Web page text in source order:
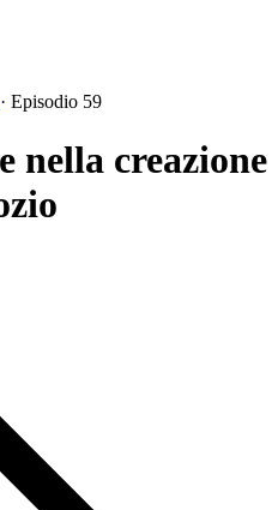
· Episodio 59
nella creazione